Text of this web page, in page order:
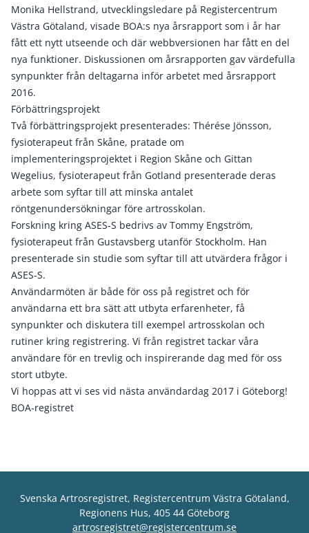
Monika Hellstrand, utvecklingsledare på Registercentrum
Västra Götaland, visade BOA:s nya årsrapport som i år har
fått ett nytt utseende och där webbversionen har fått en del
nya funktioner. Diskussionen om årsrapporten gav värdefulla
synpunkter från deltagarna inför arbetet med årsrapport
2016.
Förbättringsprojekt
Två förbättringsprojekt presenterades: Thérése Jönsson,
fysioterapeut från Skåne, pratade om
implementeringsprojektet i Region Skåne och Gittan
Wegelius, fysioterapeut från Gotland presenterade deras
arbete som syftar till att minska antalet
röntgenundersökningar före artrosskolan.
Forskning kring ASES-S bedrivs av Tommy Engström,
fysioterapeut från Gustavsberg utanför Stockholm. Han
presenterade sin studie som syftar till att utvärdera frågor i
ASES-S.
Användarmöten är både för oss på registret och för
användarna ett bra sätt att utbyta erfarenheter, få
synpunkter och diskutera till exempel artrosskolan och
rutiner kring registrering. Vi från registret tackar våra
användare för en trevlig och inspirerande dag med för oss
stort utbyte.
Vi hoppas att vi ses vid nästa användardag 2017 i Göteborg!
BOA-registret
Svenska Artrosregistret, Registercentrum Västra Götaland,
Regionens Hus, 405 44 Göteborg
artrosregistret@registercentrum.se